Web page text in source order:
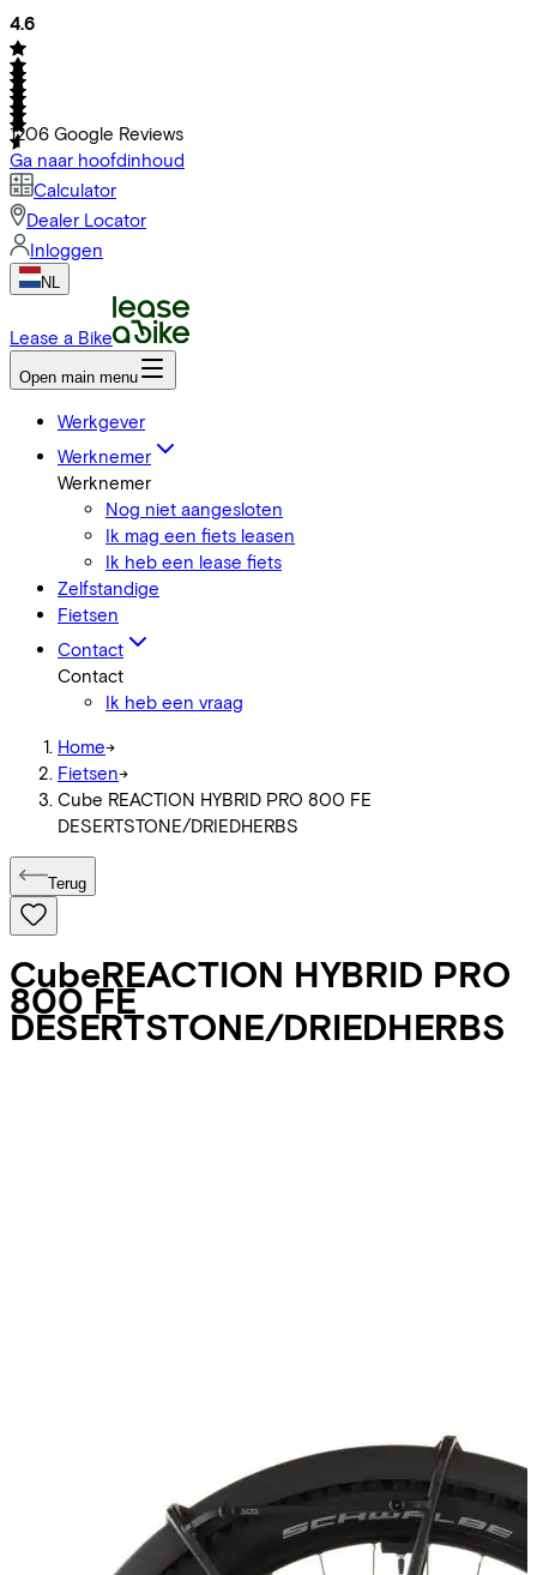
4.6
1206 Google Reviews
Ga naar hoofdinhoud
Calculator
Dealer Locator
Inloggen
NL
Lease a Bike
Open main menu
Werkgever
Werknemer
Werknemer
Nog niet aangesloten
Ik mag een fiets leasen
Ik heb een lease fiets
Zelfstandige
Fietsen
Contact
Contact
Ik heb een vraag
Home->
Fietsen->
Cube REACTION HYBRID PRO 800 FE
DESERTSTONE/DRIEDHERBS
Terug
CubeREACTION HYBRID PRO
800 FE
DESERTSTONE/DRIEDHERBS